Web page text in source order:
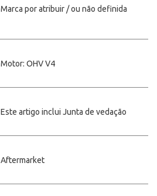
Marca por atribuir / ou não definida
Motor: OHV V4
Este artigo inclui Junta de vedação
Aftermarket